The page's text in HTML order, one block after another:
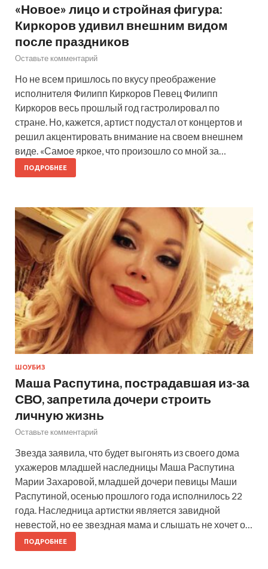
«Новое» лицо и стройная фигура:
Киркоров удивил внешним видом
после праздников
Оставьте комментарий
Но не всем пришлось по вкусу преображение
исполнителя Филипп Киркоров Певец Филипп
Киркоров весь прошлый год гастролировал по
стране. Но, кажется, артист подустал от концертов и
решил акцентировать внимание на своем внешнем
виде. «Самое яркое, что произошло со мной за…
ПОДРОБНЕЕ
ШОУБИЗ
Маша Распутина, пострадавшая из-за
СВО, запретила дочери строить
личную жизнь
Оставьте комментарий
Звезда заявила, что будет выгонять из своего дома
ухажеров младшей наследницы Маша Распутина
Марии Захаровой, младшей дочери певицы Маши
Распутиной, осенью прошлого года исполнилось 22
года. Наследница артистки является завидной
невестой, но ее звездная мама и слышать не хочет о…
ПОДРОБНЕЕ